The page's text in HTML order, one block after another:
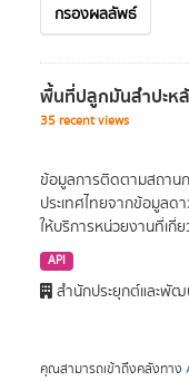
กรองผลลัพธ์
พื้นที่ปลูกมันสำปะหลั
35 recent views
ข้อมูลการติดตามสถาน
ประเทศไทยจากข้อมูลด
ให้บริการหน่วยงานที่เกี่
API
สำนักประยุกต์และพั
คุณสามารถเข้าถึงคลังทาง